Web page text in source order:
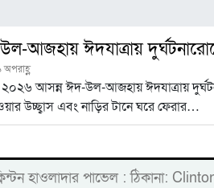
আজহায় ঈদযাত্রায়
আসন্ন ঈদ-উল-আজহায় ঈদযাত্রায়
উচ্ছ্বাস এবং নাড়ির টানে ঘরে ফেরার…
ক্লিন্টন হাওলাদার পাভেল :